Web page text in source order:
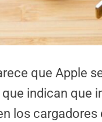
que Apple
indican que
los cargadores